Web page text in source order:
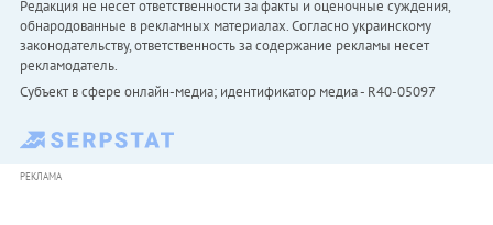
Редакция не несет ответственности за факты и оценочные суждения,
обнародованные в рекламных материалах. Согласно украинскому
законодательству, ответственность за содержание рекламы несет
рекламодатель.
Субъект в сфере онлайн-медиа; идентификатор медиа - R40-05097
РЕКЛАМА